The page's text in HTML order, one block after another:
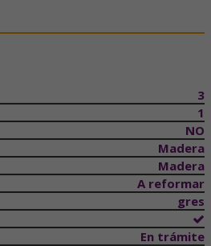
3
1
NO
Madera
Madera
A reformar
gres
En trámite